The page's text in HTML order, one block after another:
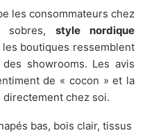
les consommateurs chez
sobres, style nordique
boutiques ressemblent
showrooms. Les avis
de « cocon » et la
directement chez soi.
bas, bois clair, tissus